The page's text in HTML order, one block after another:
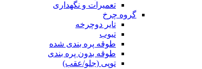
تعمیرات و نگهداری
گروه چرخ
تایر دوچرخه
تیوب
طوقه پره بندی شده
طوقه بدون پره بندی
توپی (جلو/عقب)